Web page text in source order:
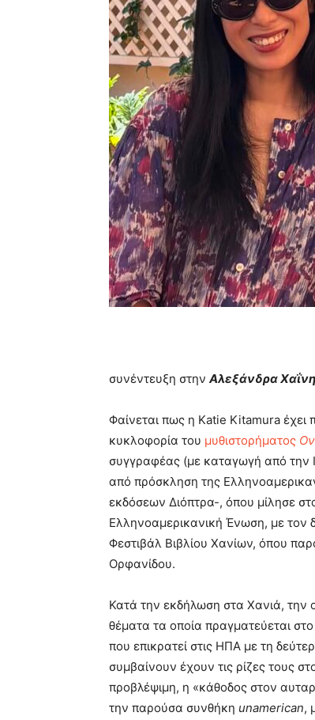
συνέντευξη στην Αλεξάνδρα Χαΐνη
Φαίνεται πως η Katie Kitamura έχει
κυκλοφορία του μυθιστορήματος
συγγραφέας (με καταγωγή από την
από πρόσκληση της
εκδόσεων Διόπτρα-, όπου μίλησε
Ελληνοαμερικανική Ένωση, με τον
Φεστιβάλ Βιβλίου Χανίων, όπου
Ορφανίδου.
Κατά την εκδήλωση στα Χανιά,
θέματα τα οποία πραγματεύεται στο
που επικρατεί στις ΗΠΑ με τη
συμβαίνουν έχουν τις ρίζες τους
προβλέψιμη, η «κάθοδος στον
την παρούσα συνθήκη unamerican,